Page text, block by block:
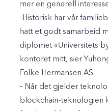
mer en generell
-Historisk har vår
hatt et godt samarbeid
diplomet «Universitets
kontoret mitt, sier
Folke Hermansen AS.
– Når det gjelder
blockchain-teknologien